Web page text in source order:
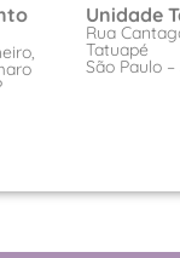
Unidade
Rua
Tatuapé
São Paulo –